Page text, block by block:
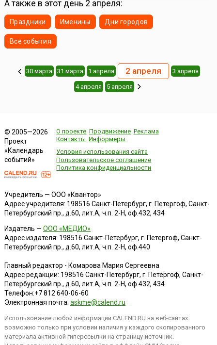
космическ...
А также в этот день 2 апреля:
Праздники Именины Дни городов
Все события
30 марта 31 марта 1 апреля 2 апреля 3 апреля
4 апреля 5 апреля
© 2005—2026
Проект
«Календарь
событий»
О проекте Продвижение Реклама
Контакты Информеры
Условия использования сайта
Пользовательское соглашение
Политика конфиденциальности
Учредитель — ООО «Квантор»
Адрес учредителя: 198516 Санкт-Петербург, г. Петергоф, Санкт-
Петербургский пр., д.60, лит.А, ч.п. 2-Н, оф.432, 434
Издатель — ООО «МЕДИО»
Адрес издателя: 198516 Санкт-Петербург, г. Петергоф, Санкт-
Петербургский пр., д.60, лит.А, ч.п. 2-Н, оф.440
Главный редактор - Комарова Мария Сергеевна
Адрес редакции: 198516 Санкт-Петербург, г. Петергоф, Санкт-
Петербургский пр., д.60, лит.А, ч.п. 2-Н, оф.432, 434
Телефон:+7 812 640-06-60
Электронная почта: askme@calend.ru
Использование любой информации CALEND.RU на веб-сайтах
возможно только при условии наличия у каждого скопированного
материала активной гиперссылки на страницу-источник.